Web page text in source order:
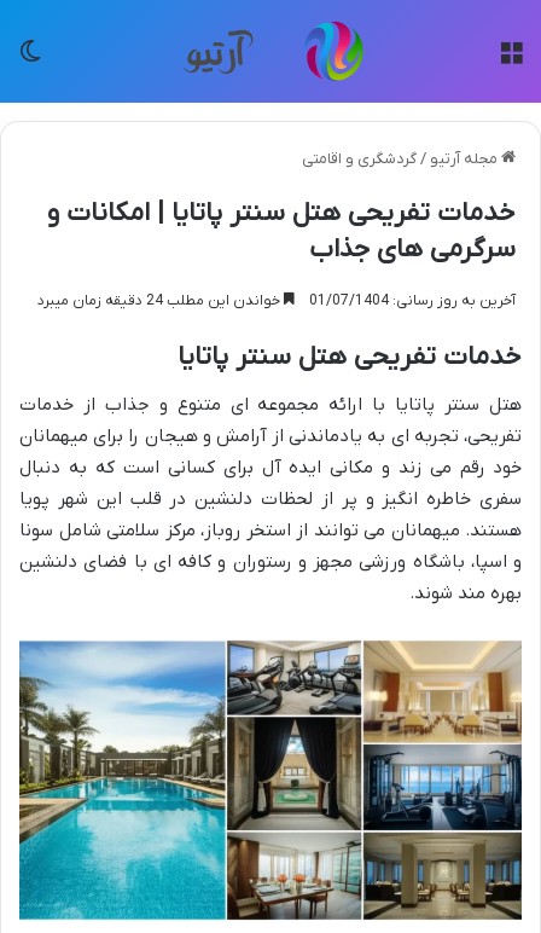
مجله آرتیو /گردشگری و اقامتی
خدمات تفریحی هتل سنتر پاتایا | امکانات و
سرگرمی های جذاب
آخرین به روز رسانی: 01/07/1404 خواندن این مطلب 24 دقیقه زمان میبرد
خدمات تفریحی هتل سنتر پاتایا
هتل سنتر پاتایا با ارائه مجموعه ای متنوع و جذاب از خدمات
تفریحی، تجربه ای به یادماندنی از آرامش و هیجان را برای میهمانان
خود رقم می زند و مکانی ایده آل برای کسانی است که به دنبال
سفری خاطره انگیز و پر از لحظات دلنشین در قلب این شهر پویا
هستند. میهمانان می توانند از استخر روباز، مرکز سلامتی شامل سونا
و اسپا، باشگاه ورزشی مجهز و رستوران و کافه ای با فضای دلنشین
بهره مند شوند.